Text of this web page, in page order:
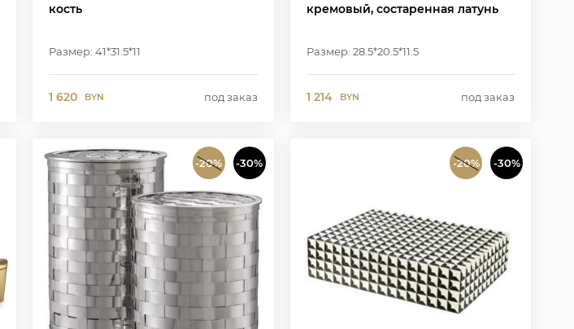
кость
Размер: 41*31.5*11
1 620 BYN под заказ
кремовый, состаренная латунь
Размер: 28.5*20.5*11.5
1 214 BYN под заказ
-20% -30% -20% -30%